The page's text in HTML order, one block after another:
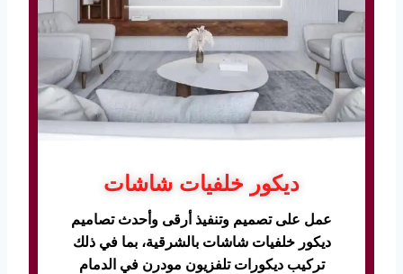
ديكور خلفيات شاشات
عمل على تصميم وتنفيذ أرقى وأحدث تصاميم
ديكور خلفيات شاشات بالشرقية، بما في ذلك
تركيب ديكورات تلفزيون مودرن في الدمام